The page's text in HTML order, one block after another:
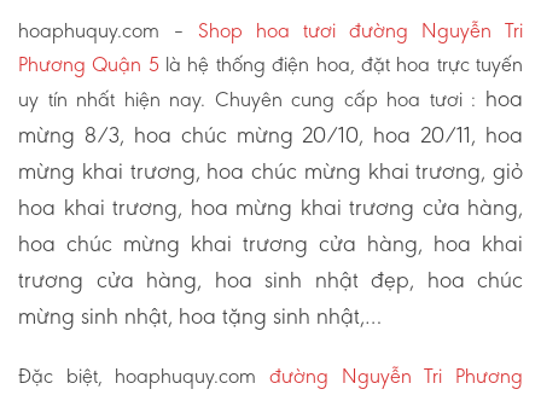
hoaphuquy.com – Shop hoa tươi đường Nguyễn Tri
Phương Quận 5 là hệ thống điện hoa, đặt hoa trực tuyến
uy tín nhất hiện nay. Chuyên cung cấp hoa tươi : hoa
mừng 8/3, hoa chúc mừng 20/10, hoa 20/11, hoa
mừng khai trương, hoa chúc mừng khai trương, giỏ
hoa khai trương, hoa mừng khai trương cửa hàng,
hoa chúc mừng khai trương cửa hàng, hoa khai
trương cửa hàng, hoa sinh nhật đẹp, hoa chúc
mừng sinh nhật, hoa tặng sinh nhật,…
Đặc biệt, hoaphuquy.com đường Nguyễn Tri Phương